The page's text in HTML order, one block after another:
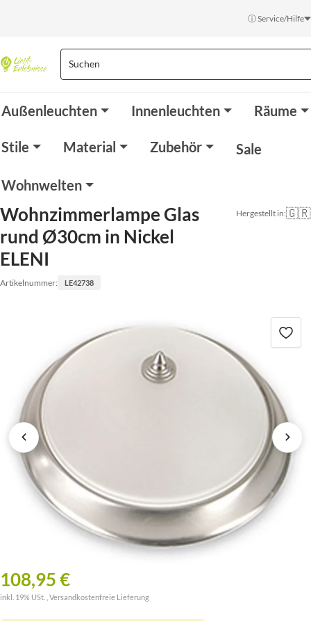
ⓘ Service/Hilfe
Außenleuchten Innenleuchten Räume
Stile Material Zubehör Sale
Wohnwelten
Wohnzimmerlampe Glas
rund Ø30cm in Nickel
ELENI
Artikelnummer: LE42738
Hergestellt in:🇬🇷
108,95 €
inkl. 19% USt. , Versandkostenfreie Lieferung